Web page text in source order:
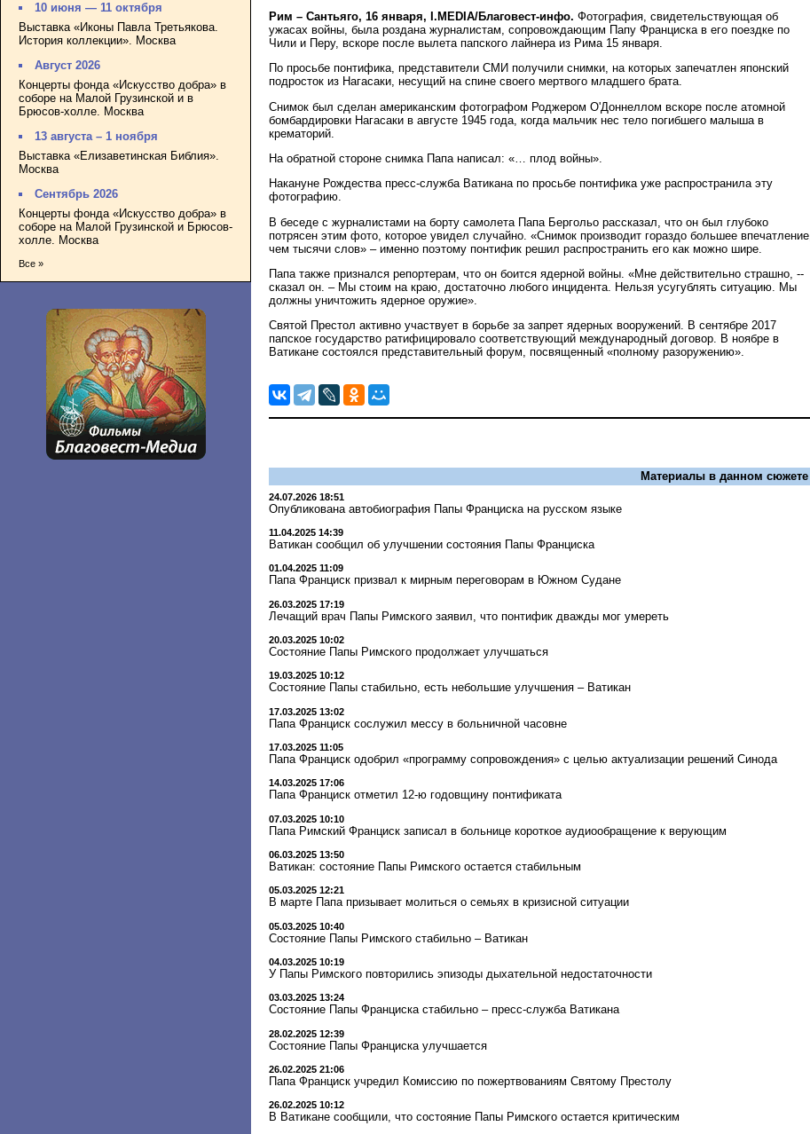
10 июня — 11 октября
Выставка «Иконы Павла Третьякова.
История коллекции». Москва
Август 2026
Концерты фонда «Искусство добра» в
соборе на Малой Грузинской и в
Брюсов-холле. Москва
13 августа – 1 ноября
Выставка «Елизаветинская Библия».
Москва
Сентябрь 2026
Концерты фонда «Искусство добра» в
соборе на Малой Грузинской и Брюсов-
холле. Москва
Все »
Рим – Сантьяго, 16 января, I.MEDIA/Благовест-инфо. Фотография, свидетельствующая об
ужасах войны, была роздана журналистам, сопровождающим Папу Франциска в его поездке по
Чили и Перу, вскоре после вылета папского лайнера из Рима 15 января.
По просьбе понтифика, представители СМИ получили снимки, на которых запечатлен японский
подросток из Нагасаки, несущий на спине своего мертвого младшего брата.
Снимок был сделан американским фотографом Роджером О'Доннеллом вскоре после атомной
бомбардировки Нагасаки в августе 1945 года, когда мальчик нес тело погибшего малыша в
крематорий.
На обратной стороне снимка Папа написал: «… плод войны».
Накануне Рождества пресс-служба Ватикана по просьбе понтифика уже распространила эту
фотографию.
В беседе с журналистами на борту самолета Папа Бергольо рассказал, что он был глубоко
потрясен этим фото, которое увидел случайно. «Снимок производит гораздо большее впечатление,
чем тысячи слов» – именно поэтому понтифик решил распространить его как можно шире.
Папа также признался репортерам, что он боится ядерной войны. «Мне действительно страшно, --
сказал он. – Мы стоим на краю, достаточно любого инцидента. Нельзя усугублять ситуацию. Мы
должны уничтожить ядерное оружие».
Святой Престол активно участвует в борьбе за запрет ядерных вооружений. В сентябре 2017
папское государство ратифицировало соответствующий международный договор. В ноябре в
Ватикане состоялся представительный форум, посвященный «полному разоружению».
Материалы в данном сюжете
24.07.2026 18:51
Опубликована автобиография Папы Франциска на русском языке
11.04.2025 14:39
Ватикан сообщил об улучшении состояния Папы Франциска
01.04.2025 11:09
Папа Франциск призвал к мирным переговорам в Южном Судане
26.03.2025 17:19
Лечащий врач Папы Римского заявил, что понтифик дважды мог умереть
20.03.2025 10:02
Состояние Папы Римского продолжает улучшаться
19.03.2025 10:12
Состояние Папы стабильно, есть небольшие улучшения – Ватикан
17.03.2025 13:02
Папа Франциск сослужил мессу в больничной часовне
17.03.2025 11:05
Папа Франциск одобрил «программу сопровождения» с целью актуализации решений Синода
14.03.2025 17:06
Папа Франциск отметил 12-ю годовщину понтификата
07.03.2025 10:10
Папа Римский Франциск записал в больнице короткое аудиообращение к верующим
06.03.2025 13:50
Ватикан: состояние Папы Римского остается стабильным
05.03.2025 12:21
В марте Папа призывает молиться о семьях в кризисной ситуации
05.03.2025 10:40
Состояние Папы Римского стабильно – Ватикан
04.03.2025 10:19
У Папы Римского повторились эпизоды дыхательной недостаточности
03.03.2025 13:24
Состояние Папы Франциска стабильно – пресс-служба Ватикана
28.02.2025 12:39
Состояние Папы Франциска улучшается
26.02.2025 21:06
Папа Франциск учредил Комиссию по пожертвованиям Святому Престолу
26.02.2025 10:12
В Ватикане сообщили, что состояние Папы Римского остается критическим